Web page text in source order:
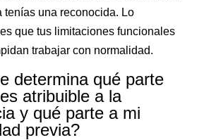
tenías una reconocida. Lo
que tus limitaciones funcionales
trabajar con normalidad.
determina qué parte
atribuible a la
y qué parte a mi
previa?